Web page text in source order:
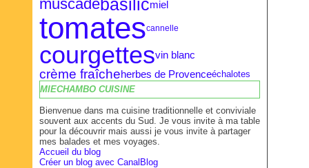
muscadebasilicmiel
tomatescannelle
courgettesvin blanc
crème fraîcheherbes de Provenceéchalotes
MIECHAMBO CUISINE
Bienvenue dans ma cuisine traditionnelle et conviviale
souvent aux accents du Sud. Je vous invite à ma table
pour la découvrir mais aussi je vous invite à partager
mes balades et mes voyages.
Accueil du blog
Créer un blog avec CanalBlog